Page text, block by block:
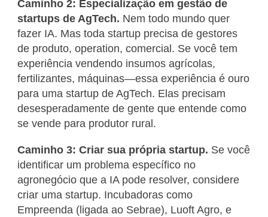
Caminho 2: Especialização em gestão de
startups de AgTech. Nem todo mundo quer
fazer IA. Mas toda startup precisa de gestores
de produto, operation, comercial. Se você tem
experiência vendendo insumos agrícolas,
fertilizantes, máquinas—essa experiência é ouro
para uma startup de AgTech. Elas precisam
desesperadamente de gente que entende como
se vende para produtor rural.
Caminho 3: Criar sua própria startup. Se você
identificar um problema específico no
agronegócio que a IA pode resolver, considere
criar uma startup. Incubadoras como
Empreenda (ligada ao Sebrae), Luoft Agro, e